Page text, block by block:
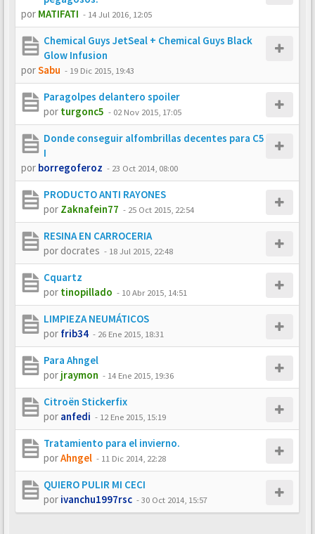
por MATIFATI - 14 Jul 2016, 12:05
Chemical Guys JetSeal + Chemical Guys Black
Glow Infusion
porSabu - 19 Dic 2015, 19:43
Paragolpes delantero spoiler
por turgonc5 - 02 Nov 2015, 17:05
Donde conseguir alfombrillas decentes para C5
I
por borregoferoz - 23 Oct 2014, 08:00
PRODUCTO ANTI RAYONES
por Zaknafein77 - 25 Oct 2015, 22:54
RESINA EN CARROCERIA
pordocrates - 18 Jul 2015, 22:48
Cquartz
por tinopillado - 10 Abr 2015, 14:51
LIMPIEZA NEUMÁTICOS
por frib34 - 26 Ene 2015, 18:31
Para Ahngel
por jraymon - 14 Ene 2015, 19:36
Citroën Stickerfix
por anfedi - 12 Ene 2015, 15:19
Tratamiento para el invierno.
porAhngel - 11 Dic 2014, 22:28
QUIERO PULIR MI CECI
por ivanchu1997rsc -30 Oct 2014, 15:57